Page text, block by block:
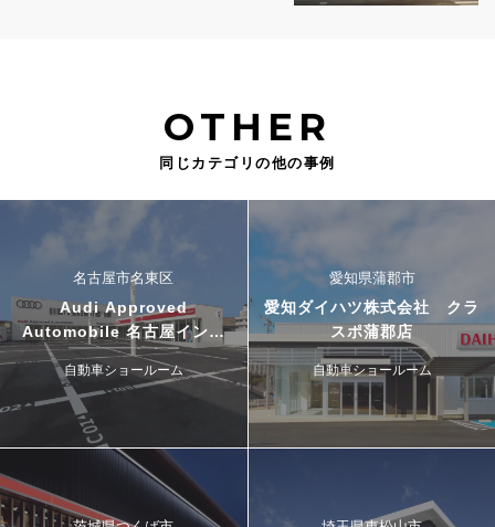
OTHER
同じカテゴリの他の事例
名古屋市名東区
Audi Approved
Automobile 名古屋インタ
ー・ドゥカティ名古屋イース
ト
自動車ショールーム
愛知県蒲郡市
愛知ダイハツ株式会社 クラ
スポ蒲郡店
自動車ショールーム